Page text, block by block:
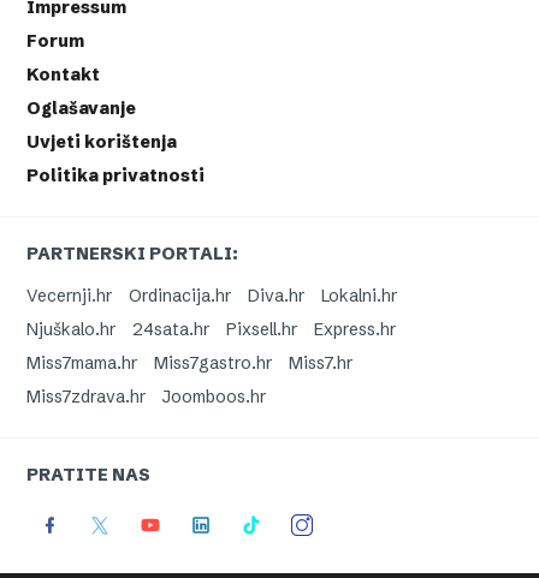
Impressum
Forum
Kontakt
Oglašavanje
Uvjeti korištenja
Politika privatnosti
PARTNERSKI PORTALI:
Vecernji.hr
Ordinacija.hr Diva.hr
Lokalni.hr
Njuškalo.hr
24sata.hr Pixsell.hr
Express.hr
Miss7mama.hr
Miss7gastro.hr
Miss7.hr
Miss7zdrava.hr
Joomboos.hr
PRATITE NAS